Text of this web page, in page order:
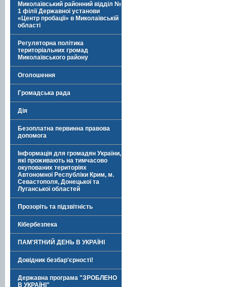
Миколаївський районний відділ №
1 філії Державної установи
«Центр пробації» в Миколаївській
області
Регуляторна політика
територіальних громад
Миколаївського району
Оголошення
Громадська рада
Дія
Безоплатна первинна правова
допомога
Інформація для громадян України,
які проживають на тимчасово
окупованих територіях
Автономної Республіки Крим, м.
Севастополя, Донецької та
Луганської областей
Прозоріть та підзвітність
Кібербезпека
ПАМ'ЯТНИЙ ДЕНЬ В УКРАЇНІ
Довідник безбар'єрності!
Державна програма "ЗРОБЛЕНО
В УКРАЇНІ"